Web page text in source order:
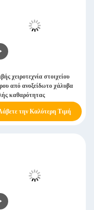
χειροτεχνία στοιχείου
από ανοξείδωτο χάλυβα
καθαρότητας
την Καλύτερη Τιμή